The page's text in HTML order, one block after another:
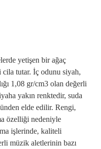
yetişen bir ağaç
tutar. İç odunu siyah,
1,08 gr/cm3 olan değerli
yakın renktedir, suda
elde edilir. Rengi,
özelliği nedeniyle
işlerinde, kaliteli
müzik aletlerinin bazı